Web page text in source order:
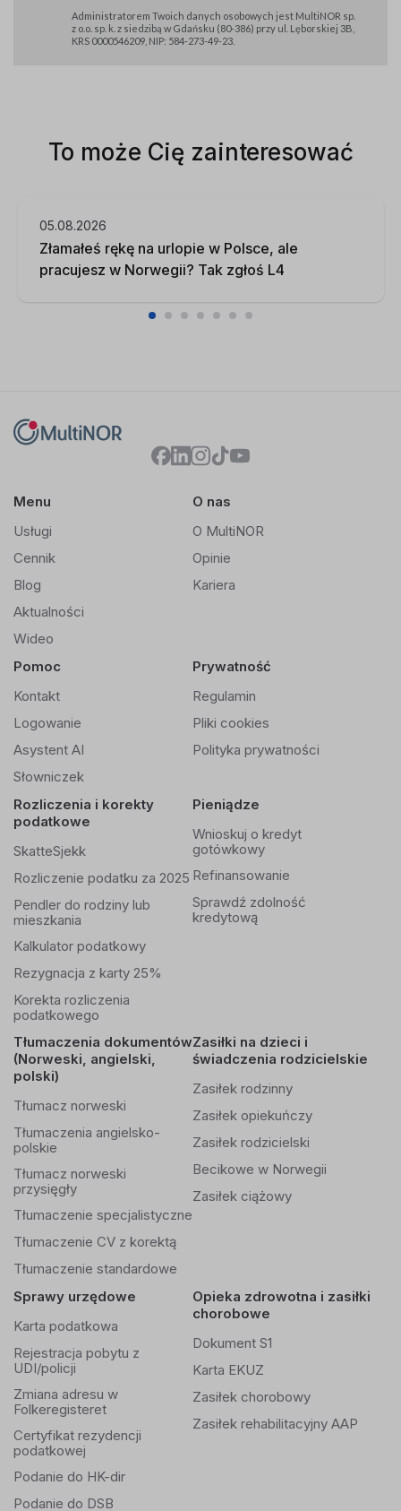
Administratorem Twoich danych osobowych jest MultiNOR sp.
z o.o. sp. k. z siedzibą w Gdańsku (80-386) przy ul. Lęborskiej 3B,
KRS 0000546209, NIP: 584-273-49-23.
To może Cię zainteresować
05.08.2026
Złamałeś rękę na urlopie w Polsce, ale
pracujesz w Norwegii? Tak zgłoś L4
1 2 3 4 5 6 7
Menu
Usługi
Cennik
Blog
Aktualności
Wideo
O nas
O MultiNOR
Opinie
Kariera
Pomoc
Kontakt
Logowanie
Asystent AI
Słowniczek
Prywatność
Regulamin
Pliki cookies
Polityka prywatności
Rozliczenia i korekty
podatkowe
SkatteSjekk
Rozliczenie podatku za 2025
Pendler do rodziny lub
mieszkania
Kalkulator podatkowy
Rezygnacja z karty 25%
Korekta rozliczenia
podatkowego
Pieniądze
Wnioskuj o kredyt
gotówkowy
Refinansowanie
Sprawdź zdolność
kredytową
Tłumaczenia dokumentów
(Norweski, angielski,
polski)
Tłumacz norweski
Tłumaczenia angielsko-
polskie
Tłumacz norweski
przysięgły
Tłumaczenie specjalistyczne
Tłumaczenie CV z korektą
Tłumaczenie standardowe
Zasiłki na dzieci i
świadczenia rodzicielskie
Zasiłek rodzinny
Zasiłek opiekuńczy
Zasiłek rodzicielski
Becikowe w Norwegii
Zasiłek ciążowy
Sprawy urzędowe
Karta podatkowa
Rejestracja pobytu z
UDI/policji
Zmiana adresu w
Folkeregisteret
Certyfikat rezydencji
podatkowej
Podanie do HK-dir
Podanie do DSB
Opieka zdrowotna i zasiłki
chorobowe
Dokument S1
Karta EKUZ
Zasiłek chorobowy
Zasiłek rehabilitacyjny AAP